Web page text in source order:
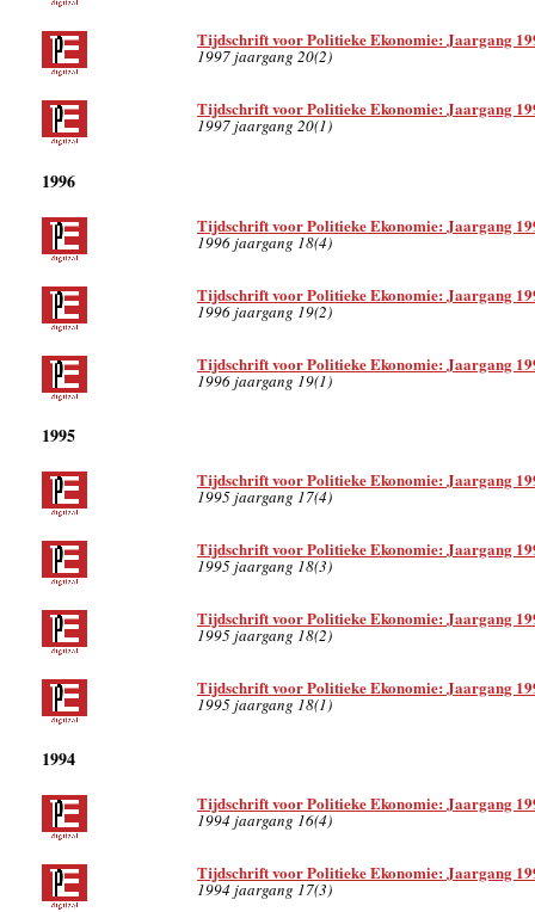
Tijdschrift voor Politieke Ekonomie: Jaargang
1997 jaargang 20(2)
Tijdschrift voor Politieke Ekonomie: Jaargang
1997 jaargang 20(1)
1996
Tijdschrift voor Politieke Ekonomie: Jaargang
1996 jaargang 18(4)
Tijdschrift voor Politieke Ekonomie: Jaargang
1996 jaargang 19(2)
Tijdschrift voor Politieke Ekonomie: Jaargang
1996 jaargang 19(1)
1995
Tijdschrift voor Politieke Ekonomie: Jaargang
1995 jaargang 17(4)
Tijdschrift voor Politieke Ekonomie: Jaargang
1995 jaargang 18(3)
Tijdschrift voor Politieke Ekonomie: Jaargang
1995 jaargang 18(2)
Tijdschrift voor Politieke Ekonomie: Jaargang
1995 jaargang 18(1)
1994
Tijdschrift voor Politieke Ekonomie: Jaargang
1994 jaargang 16(4)
Tijdschrift voor Politieke Ekonomie: Jaargang
1994 jaargang 17(3)